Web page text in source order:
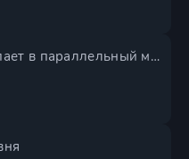
Рыцарь-скелет вступает в параллельный мир 2 сезон